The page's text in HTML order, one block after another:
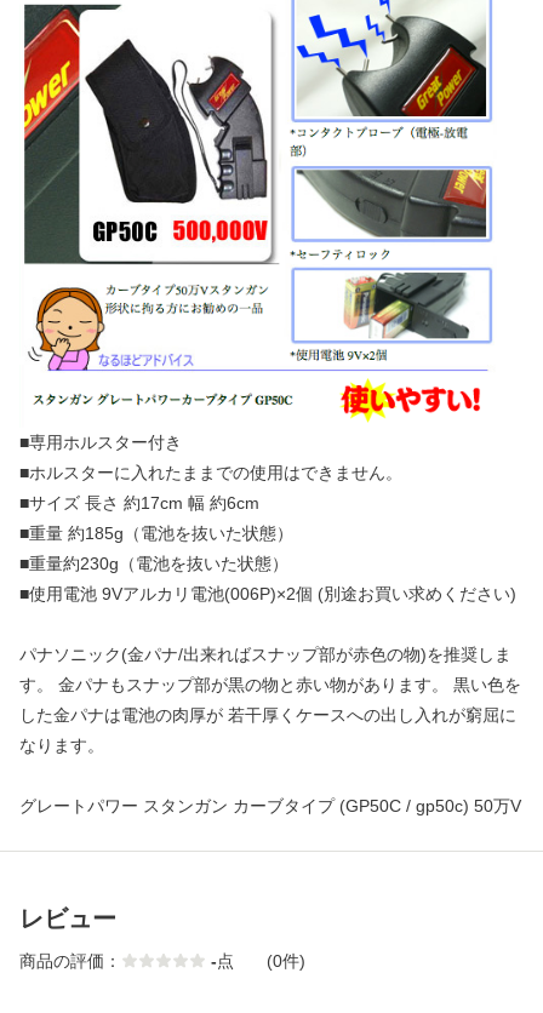
■専用ホルスター付き
■ホルスターに入れたままでの使用はできません。
■サイズ 長さ 約17cm 幅 約6cm
■重量 約185g（電池を抜いた状態）
■重量約230g（電池を抜いた状態）
■使用電池 9Vアルカリ電池(006P)×2個 (別途お買い求めください)
パナソニック(金パナ/出来ればスナップ部が赤色の物)を推奨しま
す。 金パナもスナップ部が黒の物と赤い物があります。 黒い色を
した金パナは電池の肉厚が 若干厚くケースへの出し入れが窮屈に
なります。
グレートパワー スタンガン カーブタイプ (GP50C / gp50c) 50万V
レビュー
商品の評価： -点 (0件)